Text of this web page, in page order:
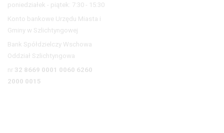
poniedziałek - piątek: 7:30 - 15:30
Konto bankowe Urzędu Miasta i
Gminy w Szlichtyngowej
Bank Spółdzielczy Wschowa
Oddział Szlichtyngowa
nr 32 8669 0001 0060 6260
2000 0015